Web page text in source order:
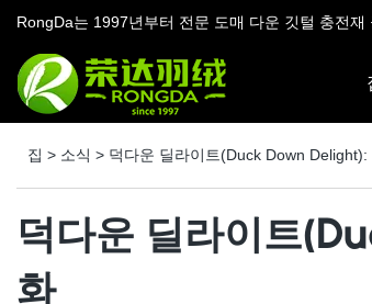
RongDa는 1997년부터 전문 도매 다운 깃털 충전
집 > 소식 > 덕다운 딜라이트(Duck Down
덕다운 딜라이트
화